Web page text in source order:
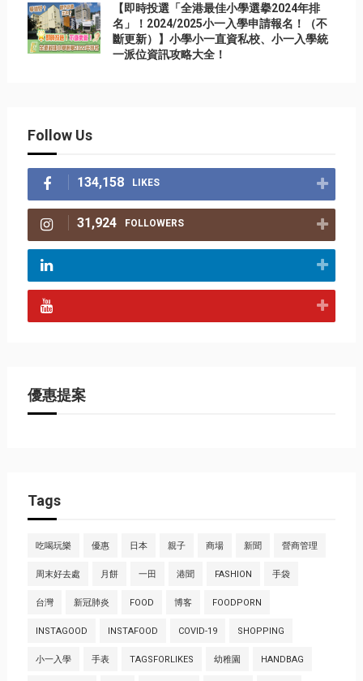
【即時投選「全港最佳小學選擧2024年排
名」！2024/2025小一入學申請報名！（不
斷更新）】小學小一直資私校、小一入學統
一派位資訊攻略大全！
Follow Us
134,158 LIKES
31,924 FOLLOWERS
優惠提案
Tags
吃喝玩樂 優惠 日本 親子 商場 新聞 營商管理
周末好去處 月餅 一田 港聞 FASHION 手袋
台灣 新冠肺炎 FOOD 博客 FOODPORN
INSTAGOOD INSTAFOOD COVID-19 SHOPPING
小一入學 手表 TAGSFORLIKES 幼稚園 HANDBAG